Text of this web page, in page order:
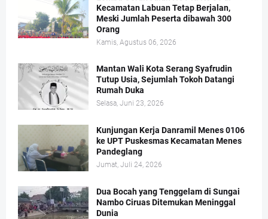
Kecamatan Labuan Tetap Berjalan,
Meski Jumlah Peserta dibawah 300
Orang
Kamis, Agustus 06, 2026
Mantan Wali Kota Serang Syafrudin
Tutup Usia, Sejumlah Tokoh Datangi
Rumah Duka
Selasa, Juni 23, 2026
Kunjungan Kerja Danramil Menes 0106
ke UPT Puskesmas Kecamatan Menes
Pandeglang
Jumat, Juli 24, 2026
Dua Bocah yang Tenggelam di Sungai
Nambo Ciruas Ditemukan Meninggal
Dunia